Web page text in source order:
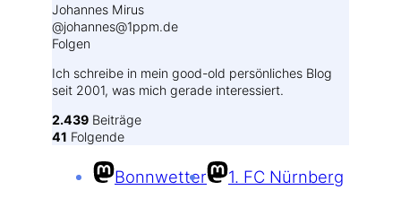
Johannes Mirus
@johannes@1ppm.de
Folgen
Ich schreibe in mein good-old persönliches Blog
seit 2001, was mich gerade interessiert.
2.439 Beiträge
41 Folgende
Bonnwetter 1. FC Nürnberg